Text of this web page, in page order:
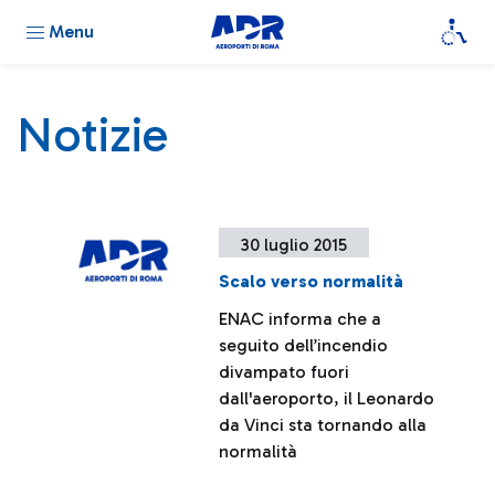
Menu
Notizie
30 luglio 2015
Scalo verso normalità
ENAC informa che a
seguito dell’incendio
divampato fuori
dall'aeroporto, il Leonardo
da Vinci sta tornando alla
normalità